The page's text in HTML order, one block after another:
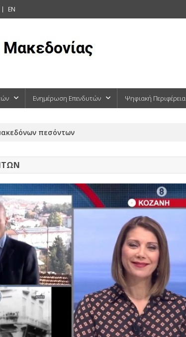
EN
Ενημέρωση Επενδυτών Ψηφιακή Περιφέρεια
πεσόντων